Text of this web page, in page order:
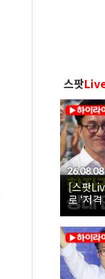
스팟
[스팟
로 ‘저
보 인천